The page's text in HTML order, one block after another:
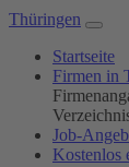
Thüringen
Startseite
Firmen in
Job-
Kostenlos